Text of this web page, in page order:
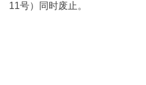
11号）同时废止。